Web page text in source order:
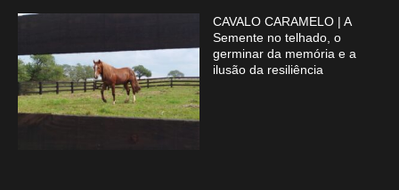
CAVALO CARAMELO | A
Semente no telhado, o
germinar da memória e a
ilusão da resiliência